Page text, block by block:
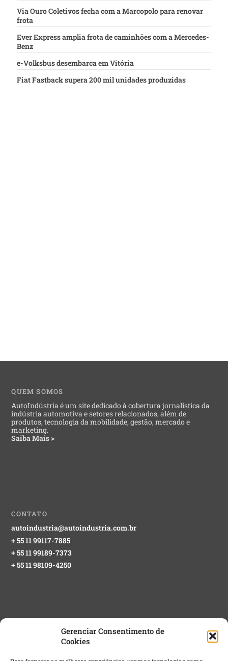
Gerenciar Consentimento de
Cookies
Via Ouro Coletivos fecha com a Marcopolo para renovar
frota
Ever Express amplia frota de caminhões com a Mercedes-
Benz
e-Volksbus desembarca em Vitória
Fiat Fastback supera 200 mil unidades produzidas
QUEM SOMOS
AutoIndústria é um site dedicado à cobertura jornalística da
indústria automotiva e setores relacionados, além de
produtos, tecnologia da mobilidade, gestão, mercado e
marketing.
Saiba Mais >
CONTATO
autoindustria@autoindustria.com.br
+ 55 11 99117-7885
+ 55 11 99189-7373
+ 55 11 98109-4250